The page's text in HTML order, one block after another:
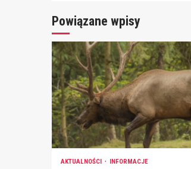
Powiązane wpisy
AKTUALNOŚCI INFORMACJE